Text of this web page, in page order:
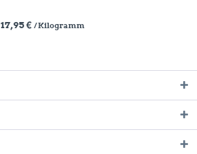
17,95 € / Kilogramm